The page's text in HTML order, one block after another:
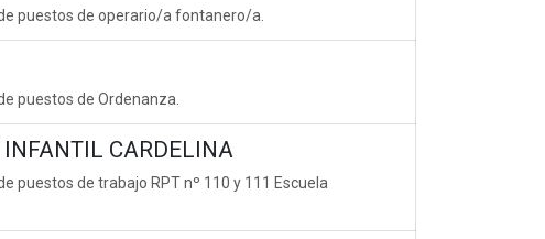
puestos de operario/a fontanero/a.
puestos de Ordenanza.
INFANTIL CARDELINA
puestos de trabajo RPT nº 110 y 111 Escuela